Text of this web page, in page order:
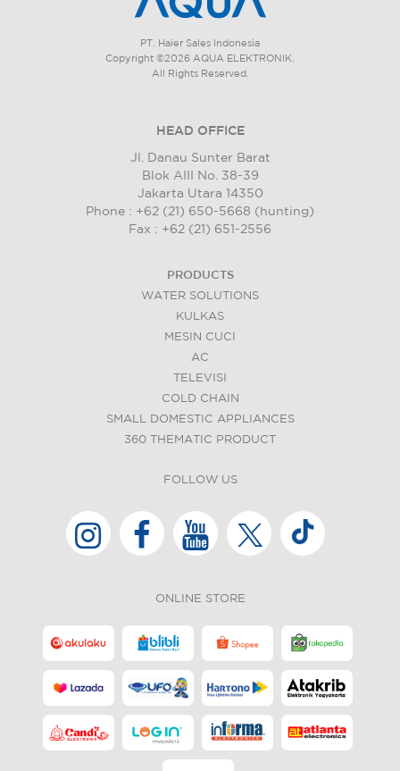
PT. Haier Sales Indonesia
Copyright ©2026 AQUA ELEKTRONIK.
All Rights Reserved.
HEAD OFFICE
Jl. Danau Sunter Barat
Blok AIII No. 38-39
Jakarta Utara 14350
Phone : +62 (21) 650-5668 (hunting)
Fax : +62 (21) 651-2556
PRODUCTS
WATER SOLUTIONS
KULKAS
MESIN CUCI
AC
TELEVISI
COLD CHAIN
SMALL DOMESTIC APPLIANCES
360 THEMATIC PRODUCT
FOLLOW US
ONLINE STORE